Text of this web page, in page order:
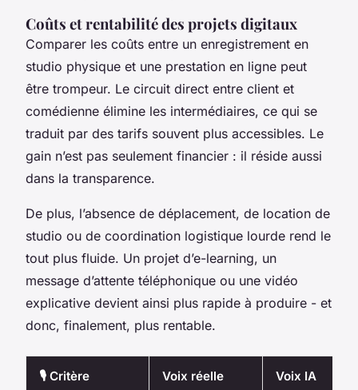
Coûts et rentabilité des projets digitaux
Comparer les coûts entre un enregistrement en
studio physique et une prestation en ligne peut
être trompeur. Le circuit direct entre client et
comédienne élimine les intermédiaires, ce qui se
traduit par des tarifs souvent plus accessibles. Le
gain n’est pas seulement financier : il réside aussi
dans la transparence.
De plus, l’absence de déplacement, de location de
studio ou de coordination logistique lourde rend le
tout plus fluide. Un projet d’e-learning, un
message d’attente téléphonique ou une vidéo
explicative devient ainsi plus rapide à produire - et
donc, finalement, plus rentable.
🎙️ Critère Voix réelle Voix IA